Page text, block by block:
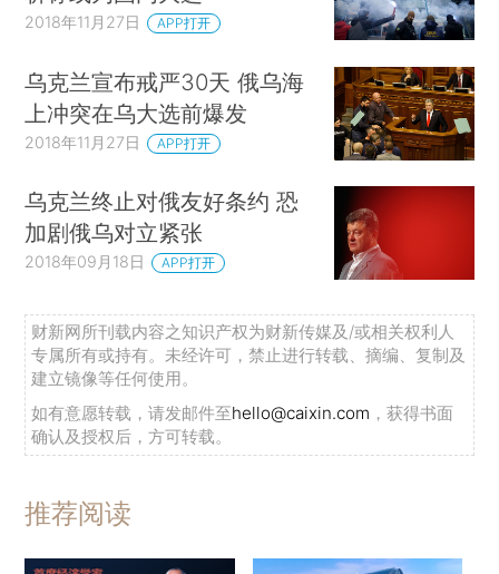
2018年11月27日 APP打开
乌克兰宣布戒严30天 俄乌海
上冲突在乌大选前爆发
2018年11月27日 APP打开
乌克兰终止对俄友好条约 恐
加剧俄乌对立紧张
2018年09月18日 APP打开
财新网所刊载内容之知识产权为财新传媒及/或相关权利人
专属所有或持有。未经许可，禁止进行转载、摘编、复制及
建立镜像等任何使用。
如有意愿转载，请发邮件至hello@caixin.com ，获得书面
确认及授权后，方可转载。
推荐阅读